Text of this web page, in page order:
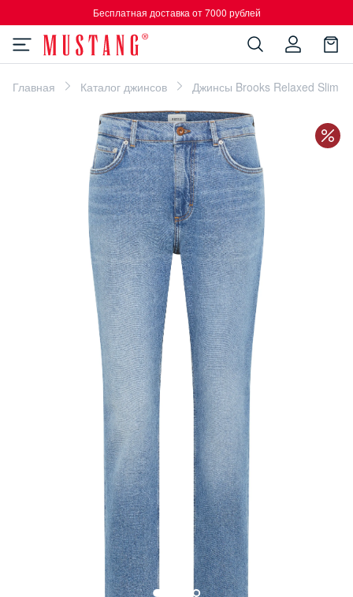
Бесплатная доставка от 7000 рублей
Главная Каталог джинсов Джинсы Brooks Relaxed Slim